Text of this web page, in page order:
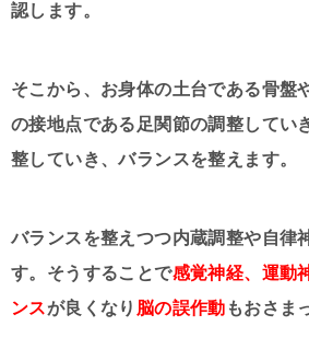
認します。
そこから、お身体の土台である骨盤
の接地点である足関節の調整してい
整していき、バランスを整えます。
バランスを整えつつ内蔵調整や自律
す。そうすることで感覚神経、運動
ンスが良くなり 脳の誤作動 もおさま